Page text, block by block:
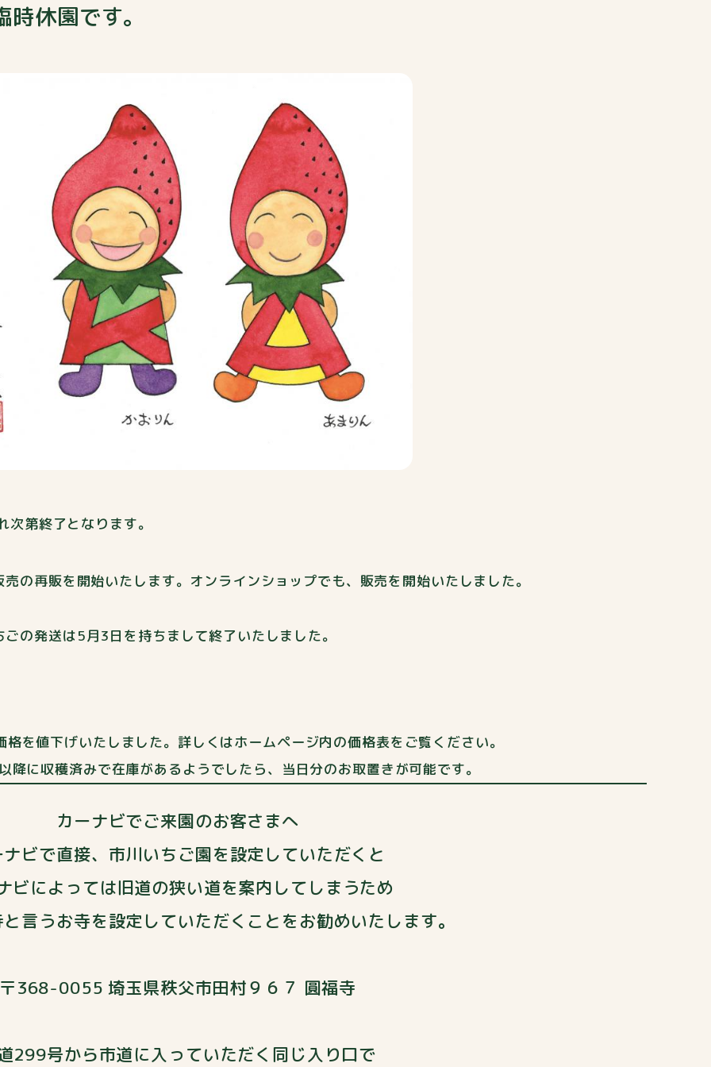
休園です。
第終了となります。
の再販を開始いたします。オンラインショップでも、販売を開始いたしました。
の発送は5月3日を持ちまして終了いたしました。
を値下げいたしました。詳しくはホームページ内の価格表をご覧ください。
に収穫済みで在庫があるようでしたら、当日分のお取置きが可能です。
カーナビでご来園のお客さまへ
ビで直接、市川いちご園を設定していただくと
ビによっては旧道の狭い道を案内してしまうため
言うお寺を設定していただくことをお勧めいたします。
368-0055 埼玉県秩父市田村９６７ 圓福寺
299号から市道に入っていただく同じ入り口で